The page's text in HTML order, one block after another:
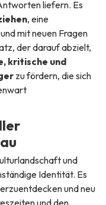
liefern. Es
, eine
mit neuen Fragen
der darauf abzielt,
kritische und
zu fördern, die sich
und
Identität. Es
und neu
und den